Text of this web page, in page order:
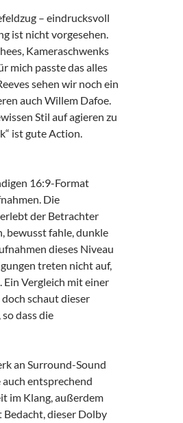
– eindrucksvoll
ist nicht vorgesehen.
Kameraschwenks
mich passte das alles
sehen wir noch ein
auch Willem Dafoe.
Stil auf agieren zu
ist gute Action.
16:9-Format
Die
der Betrachter
bewusst fahle, dunkle
dieses Niveau
treten nicht auf,
Ein Vergleich mit einer
schaut dieser
dass die
an Surround-Sound
entsprechend
im Klang, außerdem
dieser Dolby